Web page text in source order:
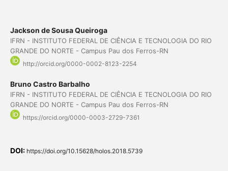
Jackson de Sousa Queiroga
IFRN - INSTITUTO FEDERAL DE CIÊNCIA E TECNOLOGIA DO RIO
GRANDE DO NORTE - Campus Pau dos Ferros-RN
http://orcid.org/0000-0002-8123-2254
Bruno Castro Barbalho
IFRN - INSTITUTO FEDERAL DE CIÊNCIA E TECNOLOGIA DO RIO
GRANDE DO NORTE - Campus Pau dos Ferros-RN
https://orcid.org/0000-0003-2729-7361
DOI: https://doi.org/10.15628/holos.2018.5739